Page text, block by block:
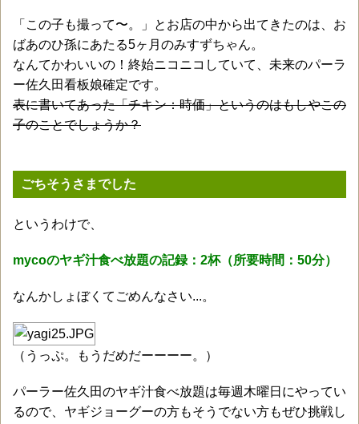
「この子も撮って〜。」とお店の中から出てきたのは、お
ばあのひ孫にあたる5ヶ月のみすずちゃん。
なんてかわいいの！終始ニコニコしていて、未来のパーラ
ー佐久田看板娘確定です。
表に書いてあった「チキン：時価」というのはもしやこの
子のことでしょうか？
ごちそうさまでした
というわけで、
mycoのヤギ汁食べ放題の記録：2杯（所要時間：50分）
なんかしょぼくてごめんなさい...。
（うっぷ。もうだめだーーーー。）
パーラー佐久田のヤギ汁食べ放題は毎週木曜日にやってい
るので、ヤギジョーグーの方もそうでない方もぜひ挑戦し